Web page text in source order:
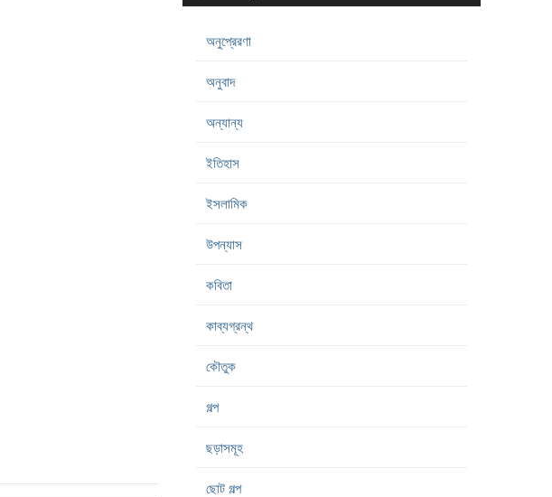
অনুপ্রেরণা
অনুবাদ
অন্যান্য
ইতিহাস
ইসলামিক
উপন্যাস
কবিতা
কাব্যগ্রন্থ
কৌতুক
গল্প
ছড়াসমূহ
ছোট গল্প